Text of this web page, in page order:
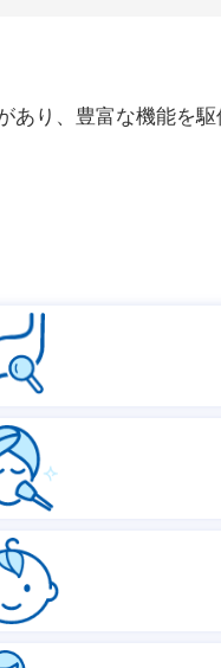
り、豊富な機能を